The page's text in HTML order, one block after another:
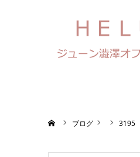
ブログ 3195